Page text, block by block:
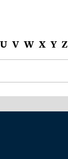
U V W X Y Z